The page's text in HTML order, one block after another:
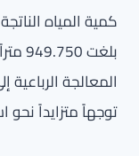
كمية المياه
توجهاً متزايداً